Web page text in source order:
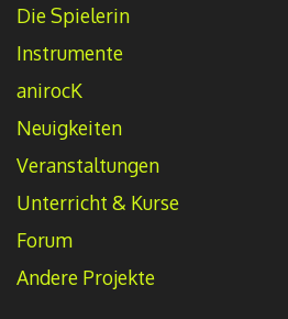
Die Spielerin
Instrumente
anirocK
Neuigkeiten
Veranstaltungen
Unterricht & Kurse
Forum
Andere Projekte